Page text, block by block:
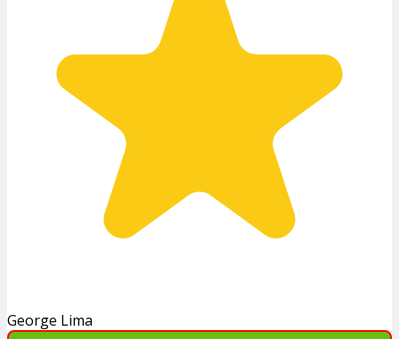
George Lima